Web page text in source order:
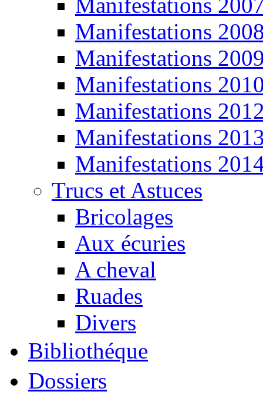
Manifestations
Manifestations
Manifestations
Manifestations
Manifestations
Manifestations
Trucs et Astuces
Bricolages
Aux écuries
A cheval
Ruades
Divers
Bibliothéque
Dossiers